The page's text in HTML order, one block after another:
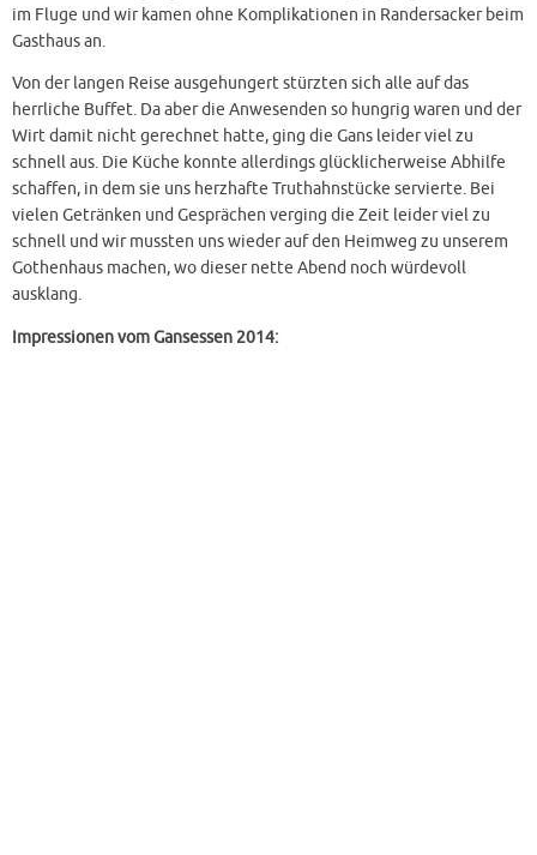
im Fluge und wir kamen ohne Komplikationen in Randersacker beim
Gasthaus an.
Von der langen Reise ausgehungert stürzten sich alle auf das
herrliche Buffet. Da aber die Anwesenden so hungrig waren und der
Wirt damit nicht gerechnet hatte, ging die Gans leider viel zu
schnell aus. Die Küche konnte allerdings glücklicherweise Abhilfe
schaffen, in dem sie uns herzhafte Truthahnstücke servierte. Bei
vielen Getränken und Gesprächen verging die Zeit leider viel zu
schnell und wir mussten uns wieder auf den Heimweg zu unserem
Gothenhaus machen, wo dieser nette Abend noch würdevoll
ausklang.
Impressionen vom Gansessen 2014: